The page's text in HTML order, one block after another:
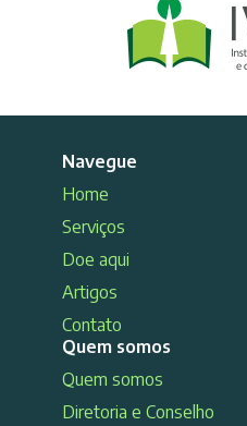
Navegue
Home
Serviços
Doe aqui
Artigos
Contato
Quem somos
Quem somos
Diretoria e Conselho